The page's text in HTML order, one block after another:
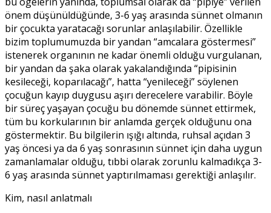
önem düşünüldüğünde, 3-6 yaş arasında sünnet olmanın
bir çocukta yaratacağı sorunlar anlaşılabilir. Özellikle
bizim toplumumuzda bir yandan “amcalara göstermesi”
istenerek organının ne kadar önemli olduğu vurgulanan,
bir yandan da şaka olarak yakalandığında “pipisinin
kesileceği, koparılacağı”, hatta “yenileceği” söylenen
çocuğun kayıp duygusu aşırı derecelere varabilir. Böyle
bir süreç yaşayan çocuğu bu dönemde sünnet ettirmek,
tüm bu korkularının bir anlamda gerçek olduğunu ona
göstermektir. Bu bilgilerin ışığı altında, ruhsal açıdan 3
yaş öncesi ya da 6 yaş sonrasının sünnet için daha uygun
zamanlamalar olduğu, tıbbi olarak zorunlu kalmadıkça 3-
6 yaş arasında sünnet yaptırılmaması gerektiği anlaşılır.
Kim, nasıl anlatmalı